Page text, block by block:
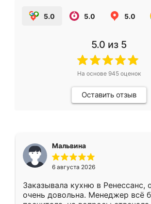
5.0 5.0 5.0
5.0 из 5
На основе 945оценок
Оставить отзыв
Мальвина
6 августа 2026
Заказывала кухню в Ренессанс,
очень довольна. Менеджер всё